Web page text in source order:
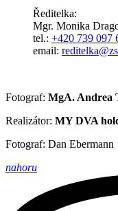
Ředitelka:
Mgr. Monika
tel.: +420 739 097
email:
Fotograf: MgA. Andrea
Realizátor: MY DVA
Fotograf: Dan Ebermann
nahoru